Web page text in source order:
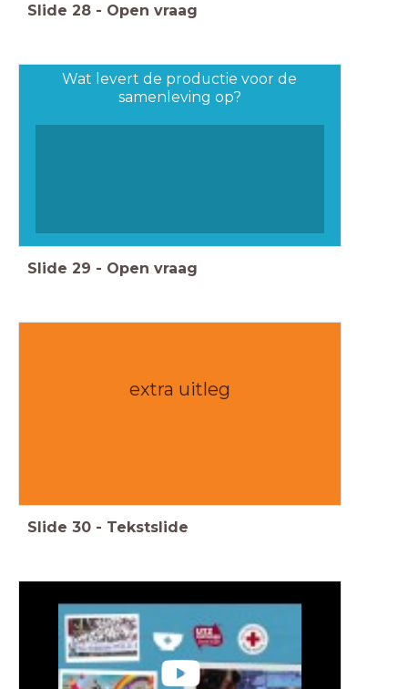
Slide 28 - Open vraag
Wat levert de productie voor de
samenleving op?
Slide 29 - Open vraag
extra uitleg
Slide 30 - Tekstslide